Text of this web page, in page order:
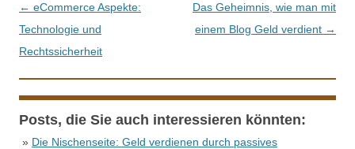
Beitrags-Navigation
← eCommerce Aspekte:
Technologie und
Rechtssicherheit
Das Geheimnis, wie man mit
einem Blog Geld verdient →
Posts, die Sie auch interessieren könnten:
» Die Nischenseite: Geld verdienen durch passives